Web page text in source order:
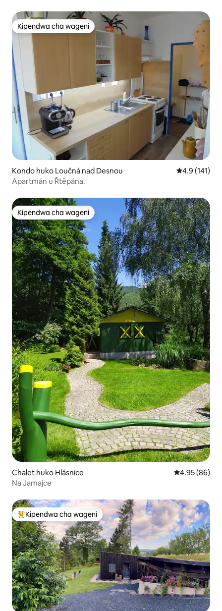
Kipendwa cha wageni
Kipendwa cha wageni
Kondo huko Loučná nad Desnou Ukadiriaji wa
4.9 (141)
Apartmán u Řtěpána.
Kipendwa cha wageni
Kipendwa cha wageni
Chalet huko Hlásnice Ukadiriaji wa
4.95 (86)
Na Jamajce
Kipendwa maarufu cha wageni
Kipendwa cha wageni